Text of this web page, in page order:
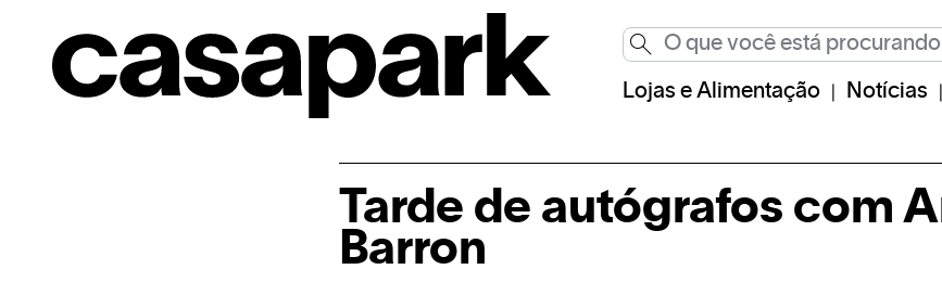
Lojas e Alimentação Notícias
Tarde de autógrafos com
Barron